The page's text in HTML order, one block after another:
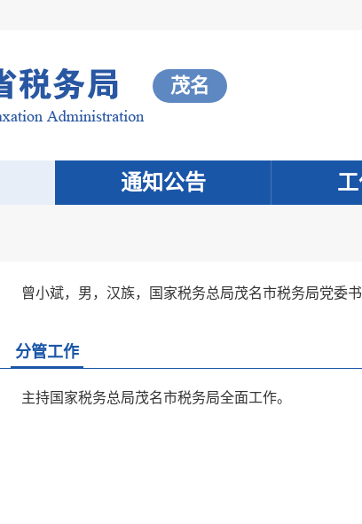
茂名
通知公告
曾小斌，男，汉族，国家税务总局茂名市税务局党委
分管工作
主持国家税务总局茂名市税务局全面工作。